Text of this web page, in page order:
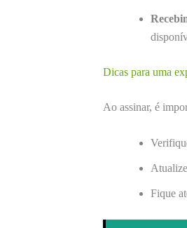
Dicas para uma
Ao assinar, é
Fique